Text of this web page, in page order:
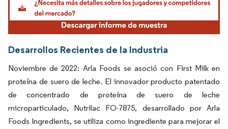
Desarrollos Recientes de la Industria
Noviembre de 2022: Arla Foods se asoció con First Milk en
proteína de suero de leche. El innovador producto patentado
de concentrado de proteína de suero de leche
microparticulado, Nutrilac FO-7875, desarrollado por Arla
Foods Ingredients, se utiliza como ingrediente para mejorar el